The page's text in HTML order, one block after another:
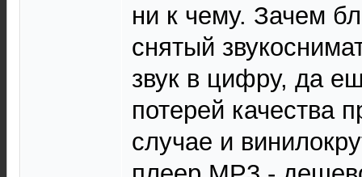
ни к чему. Зачем
снятый
звук в цифру, да
потерей качества
случае и